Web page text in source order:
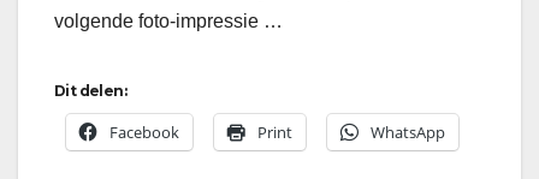
volgende foto-impressie …
Dit delen:
Facebook Print WhatsApp